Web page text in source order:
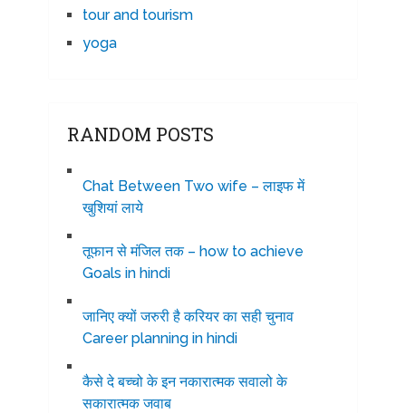
tour and tourism
yoga
RANDOM POSTS
Chat Between Two wife – लाइफ में
खुशियां लाये
तूफान से मंजिल तक – how to achieve
Goals in hindi
जानिए क्यों जरुरी है करियर का सही चुनाव
Career planning in hindi
कैसे दे बच्चो के इन नकारात्मक सवालो के
सकारात्मक जवाब